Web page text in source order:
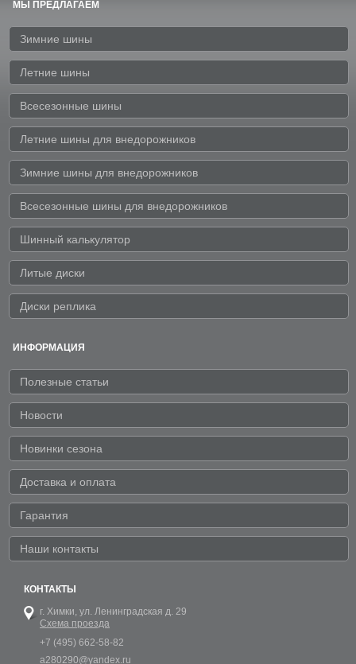
МЫ ПРЕДЛАГАЕМ
Зимние шины
Летние шины
Всесезонные шины
Летние шины для внедорожников
Зимние шины для внедорожников
Всесезонные шины для внедорожников
Шинный калькулятор
Литые диски
Диски реплика
ИНФОРМАЦИЯ
Полезные статьи
Новости
Новинки сезона
Доставка и оплата
Гарантия
Наши контакты
КОНТАКТЫ
г. Химки, ул. Ленинградская д. 29
Схема проезда
+7 (495) 662-58-82
a280290@yandex.ru